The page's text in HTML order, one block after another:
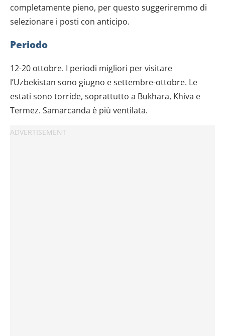
completamente pieno, per questo suggeriremmo di
selezionare i posti con anticipo.
Periodo
12-20 ottobre. I periodi migliori per visitare
l’Uzbekistan sono giugno e settembre-ottobre. Le
estati sono torride, soprattutto a Bukhara, Khiva e
Termez. Samarcanda è più ventilata.